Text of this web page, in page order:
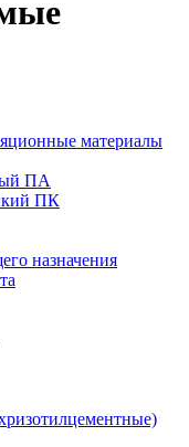
материалы
ПА
ПК
назначения